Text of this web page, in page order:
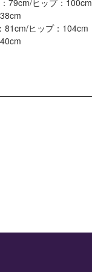
79cm/ヒップ：100cm
81cm/ヒップ：104cm